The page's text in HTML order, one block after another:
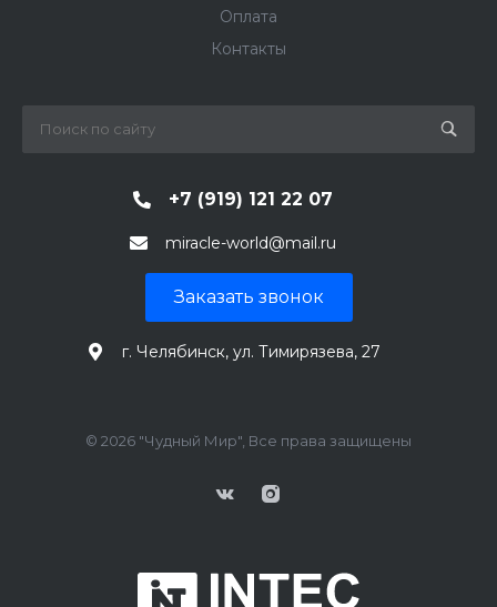
Оплата
Контакты
+7 (919) 121 22 07
miracle-world@mail.ru
Заказать звонок
г. Челябинск, ул. Тимирязева, 27
© 2026 "Чудный Мир", Все права защищены